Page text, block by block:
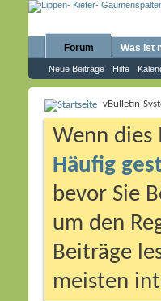
Forum
Neue Beiträge Hilfe
Was ist
vBulletin-
Wenn dies
Häufig
bevor Sie
um den
Beiträge
meisten